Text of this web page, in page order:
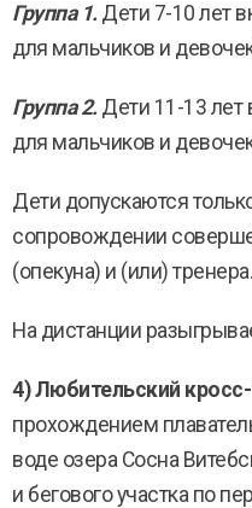
Группа 1. Дети 7-10 лет
для мальчиков и
Группа 2. Дети 11-13 лет
для мальчиков и
Дети допускаются
сопровождении
(опекуна) и (или) тренера.
На дистанции
4) Любительский
прохождением
воде озера Сосна
и бегового участка по